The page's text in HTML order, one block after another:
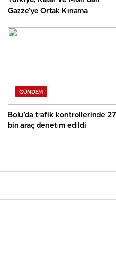
Gazze’ye Ortak Kınama
GÜNDEM
Bolu’da trafik kontrollerinde 27
bin araç denetim edildi